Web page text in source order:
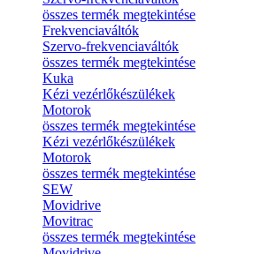
összes termék megtekintése
Frekvenciaváltók
Szervo-frekvenciaváltók
összes termék megtekintése
Kuka
Kézi vezérlőkészülékek
Motorok
összes termék megtekintése
Kézi vezérlőkészülékek
Motorok
összes termék megtekintése
SEW
Movidrive
Movitrac
összes termék megtekintése